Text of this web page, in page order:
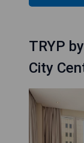
TRYP
City